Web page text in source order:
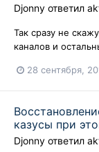
Djonny ответил
Так сразу не
каналов и
28 сентября,
казусы при
Djonny ответил